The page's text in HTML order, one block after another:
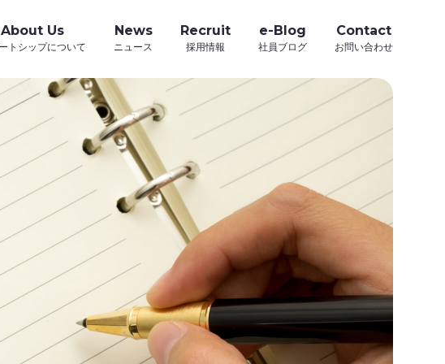
About Us News Recruit e-Blog Contact